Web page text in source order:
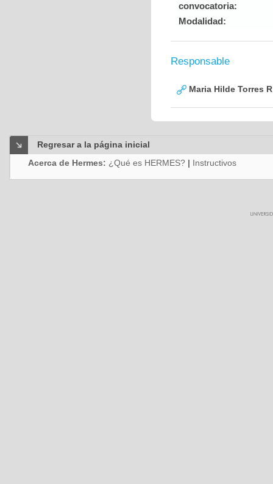
convocatoria:
Modalidad:
Responsable
Maria Hilde Torres
Regresar a la página inicial
Acerca de Hermes: ¿Qué es HERMES? | Instructivos